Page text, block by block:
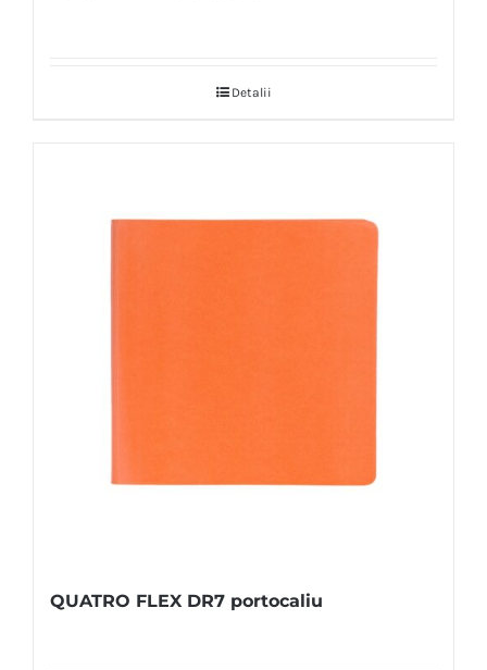
Detalii
QUATRO FLEX DR7 portocaliu